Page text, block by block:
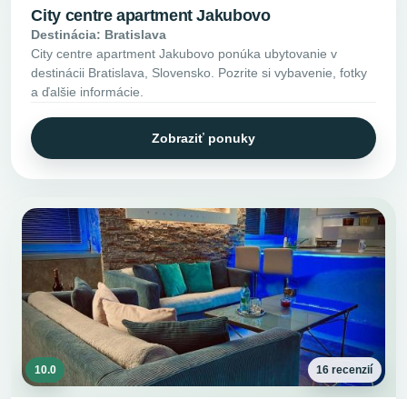
City centre apartment Jakubovo
Destinácia: Bratislava
City centre apartment Jakubovo ponúka ubytovanie v
destinácii Bratislava, Slovensko. Pozrite si vybavenie, fotky
a ďalšie informácie.
Zobraziť ponuky
10.0 16 recenzií